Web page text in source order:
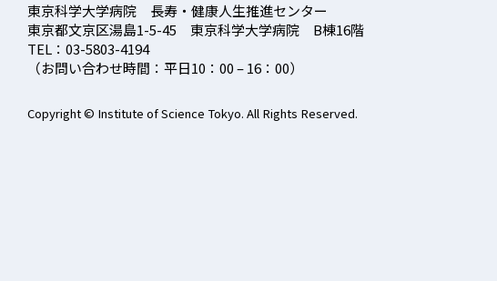
東京科学大学病院 長寿・健康人生推進センター
東京都文京区湯島1-5-45 東京科学大学病院 B棟16階
TEL：03-5803-4194
（お問い合わせ時間：平日10：00 – 16：00）
Copyright © Institute of Science Tokyo. All Rights Reserved.